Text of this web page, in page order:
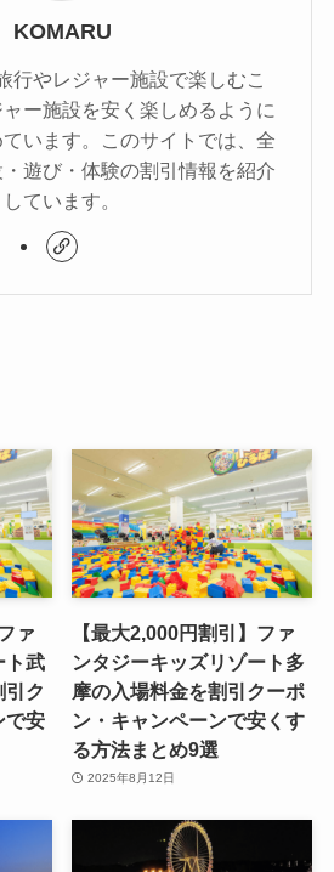
KOMARU
行やレジャー施設で楽しむこ
ー施設を安く楽しめるように
います。このサイトでは、全
遊び・体験の割引情報を紹介
しています。
ァ
ト武
ク
で安
【最大2,000円割引】ファ
ンタジーキッズリゾート多
摩の入場料金を割引クーポ
ン・キャンペーンで安くす
る方法まとめ9選
2025年8月12日